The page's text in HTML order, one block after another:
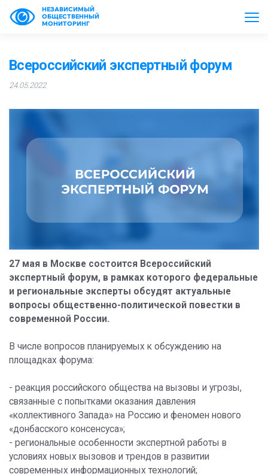
НЕЗАВИСИМЫЙ
ОБЩЕСТВЕННЫЙ
МОНИТОРИНГ
Всероссийский экспертный форум
24.05.2022
27 мая в Москве состоится Всероссийский
экспертный форум, в рамках которого федеральные
и региональные эксперты обсудят актуальные
вопросы общественно-политической повестки в
современной России.
В числе вопросов планируемых к обсуждению на
площадках форума:
- реакция российского общества на вызовы и угрозы,
связанные с попытками оказания давления
«коллективного Запада» на Россию и феномен нового
«донбасского консенсуса»;
- региональные особенности экспертной работы в
условиях новых вызовов и трендов в развитии
современных информационных технологий;